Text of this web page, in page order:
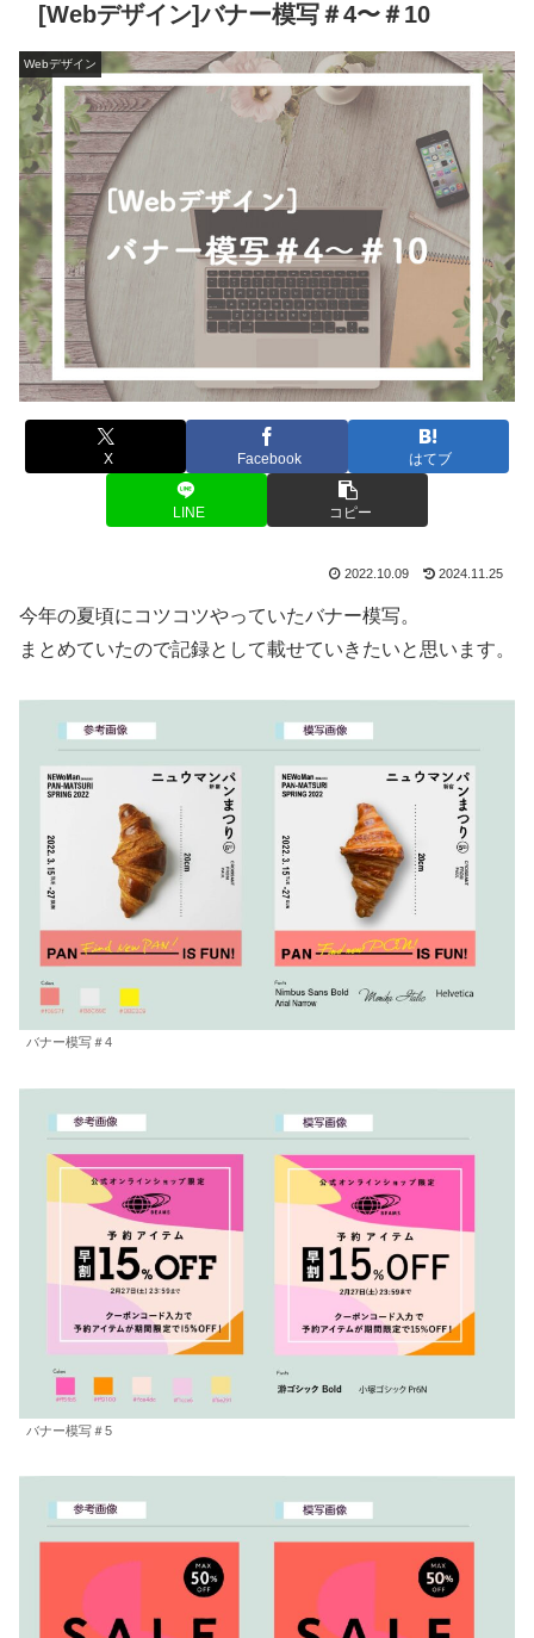
[Webデザイン]バナー模写＃4〜＃10
Webデザイン
X Facebook はてブ
LINE コピー
2022.10.09 2024.11.25
今年の夏頃にコツコツやっていたバナー模写。
まとめていたので記録として載せていきたいと思います。
バナー模写＃4
バナー模写＃5